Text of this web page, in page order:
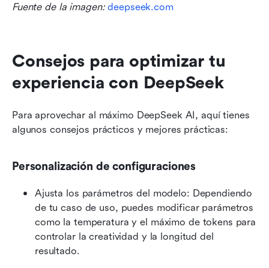
Fuente de la imagen: deepseek.com
Consejos para optimizar tu
experiencia con DeepSeek
Para aprovechar al máximo DeepSeek AI, aquí tienes
algunos consejos prácticos y mejores prácticas:
Personalización de configuraciones
Ajusta los parámetros del modelo: Dependiendo
de tu caso de uso, puedes modificar parámetros
como la temperatura y el máximo de tokens para
controlar la creatividad y la longitud del
resultado.